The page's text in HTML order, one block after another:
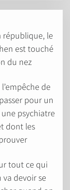
république, le
est touché
du nez
de
pour un
psychiatre
dont les
tout ce qui
devoir se